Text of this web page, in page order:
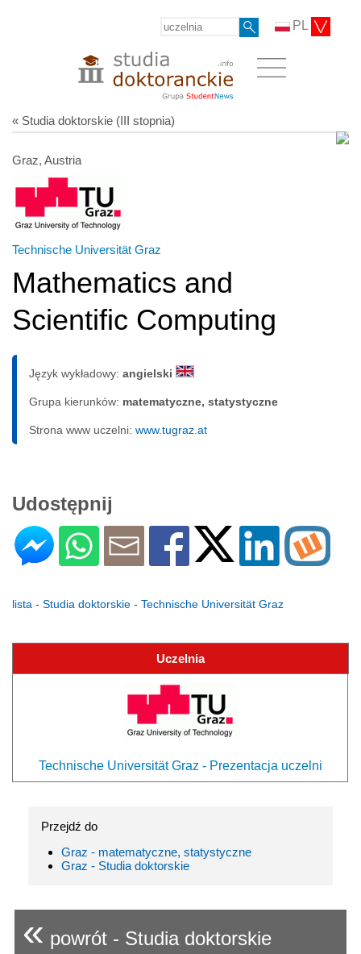
PL
« Studia doktorskie (III stopnia)
Graz, Austria
Technische Universität Graz
Mathematics and
Scientific Computing
Język wykładowy: angielski
Grupa kierunków: matematyczne, statystyczne
Strona www uczelni: www.tugraz.at
Udostępnij
lista - Studia doktorskie - Technische Universität Graz
Uczelnia
Technische Universität Graz - Prezentacja uczelni
Przejdź do
Graz - matematyczne, statystyczne
Graz - Studia doktorskie
« powrót - Studia doktorskie